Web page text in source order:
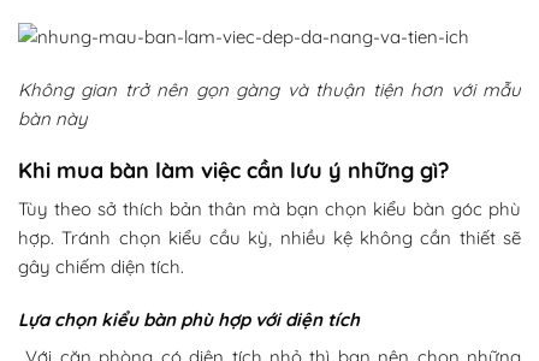
Không gian trở nên gọn gàng và thuận tiện hơn với mẫu
bàn này
Khi mua bàn làm việc cần lưu ý những gì?
Tùy theo sở thích bản thân mà bạn chọn kiểu bàn góc phù
hợp. Tránh chọn kiểu cầu kỳ, nhiều kệ không cần thiết sẽ
gây chiếm diện tích.
Lựa chọn kiểu bàn phù hợp với diện tích